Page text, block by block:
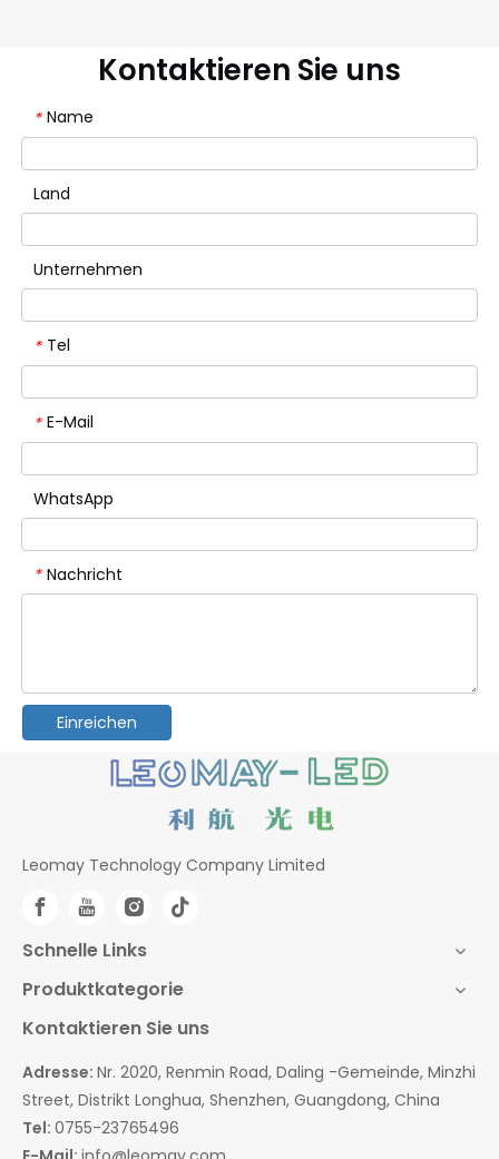
Kontaktieren Sie uns
* Name
Land
Unternehmen
* Tel
* E-Mail
WhatsApp
* Nachricht
Einreichen
Leomay Technology Company Limited
Schnelle Links
Produktkategorie
Kontaktieren Sie uns
Adresse: Nr. 2020, Renmin Road, Daling -Gemeinde, Minzhi
Street, Distrikt Longhua, Shenzhen, Guangdong, China
Tel: 0755-23765496